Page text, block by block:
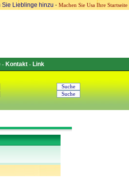
Sie Lieblinge hinzu - Machen Sie Usa Ihre Startseite
- Kontakt- Link